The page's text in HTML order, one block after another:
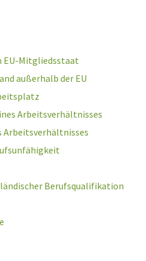
EU-Mitgliedsstaat
außerhalb der EU
Arbeitsverhältnisses
Arbeitsverhältnisses
Berufsqualifikation